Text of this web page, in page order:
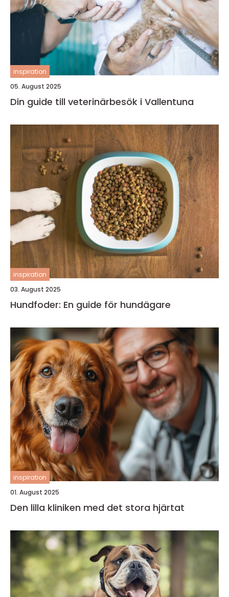
inspiration
05. August 2025
Din guide till veterinärbesök i Vallentuna
inspiration
03. August 2025
Hundfoder: En guide för hundägare
inspiration
01. August 2025
Den lilla kliniken med det stora hjärtat